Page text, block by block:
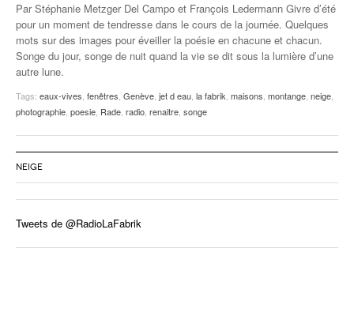
Par Stéphanie Metzger Del Campo et François Ledermann Givre d’été
pour un moment de tendresse dans le cours de la journée. Quelques
mots sur des images pour éveiller la poésie en chacune et chacun.
Songe du jour, songe de nuit quand la vie se dit sous la lumière d’une
autre lune.
Tags: eaux-vives fenêtres Genève jet d eau la fabrik maisons montange neige
photographie poesie Rade radio renaitre songe
NEIGE
Tweets de @RadioLaFabrik